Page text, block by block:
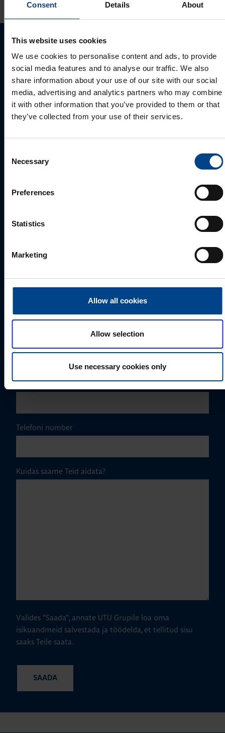
Consent Details About
This website uses cookies
We use cookies to personalise content and ads, to provide
social media features and to analyse our traffic. We also
share information about your use of our site with our social
media, advertising and analytics partners who may combine
it with other information that you’ve provided to them or that
they’ve collected from your use of their services.
Selection
Necessary
Preferences
Statistics
Marketing
Allow all cookies
Allow selection
Use necessary cookies only
Palun võtke meiega ühendust
Mark Milvek
mark.milvek@utugroup.com
Eesnimi*
E-post*
Telefoni number
Kuidas saame Teid aidata?
Valides "Saada", annate UTU Grupile loa oma
isikuandmeid salvestada ja töödelda, et tellitud sisu
saaks Teile saata.